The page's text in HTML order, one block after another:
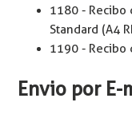
1180 - Recibo
Standard (A4
1190 - Recibo
Envio por E-